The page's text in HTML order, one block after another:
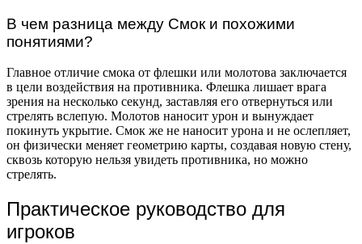
В чем разница между Смок и похожими
понятиями?
Главное отличие смока от флешки или молотова заключается
в цели воздействия на противника. Флешка лишает врага
зрения на несколько секунд, заставляя его отвернуться или
стрелять вслепую. Молотов наносит урон и вынуждает
покинуть укрытие. Смок же не наносит урона и не ослепляет,
он физически меняет геометрию карты, создавая новую стену,
сквозь которую нельзя увидеть противника, но можно
стрелять.
Практическое руководство для
игроков